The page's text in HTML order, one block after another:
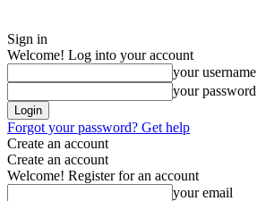
Sign in
Welcome! Log into your account
your username
your password
Forgot your password? Get help
Create an account
Create an account
Welcome! Register for an account
your email